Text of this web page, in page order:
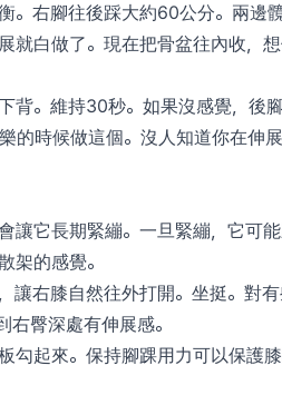
。右腳往後踩大約60公分。兩
就白做了。現在把骨盆往內收，
背。維持30秒。如果沒感覺，後
的時候做這個。沒人知道你在伸
讓它長期緊繃。一旦緊繃，它
架的感覺。
讓右膝自然往外打開。坐挺。對
臀深處有伸展感。
勾起來。保持腳踝用力可以保護